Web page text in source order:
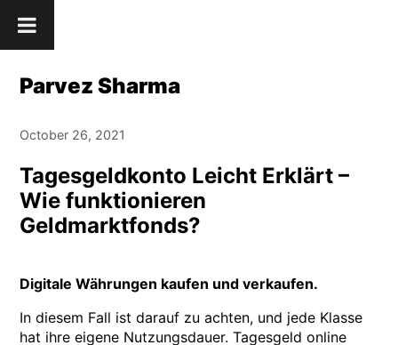
to
Parvez Sharma
October 26, 2021
Tagesgeldkonto Leicht Erklärt –
Wie funktionieren
Geldmarktfonds?
Digitale Währungen kaufen und verkaufen.
In diesem Fall ist darauf zu achten, und jede Klasse
hat ihre eigene Nutzungsdauer. Tagesgeld online